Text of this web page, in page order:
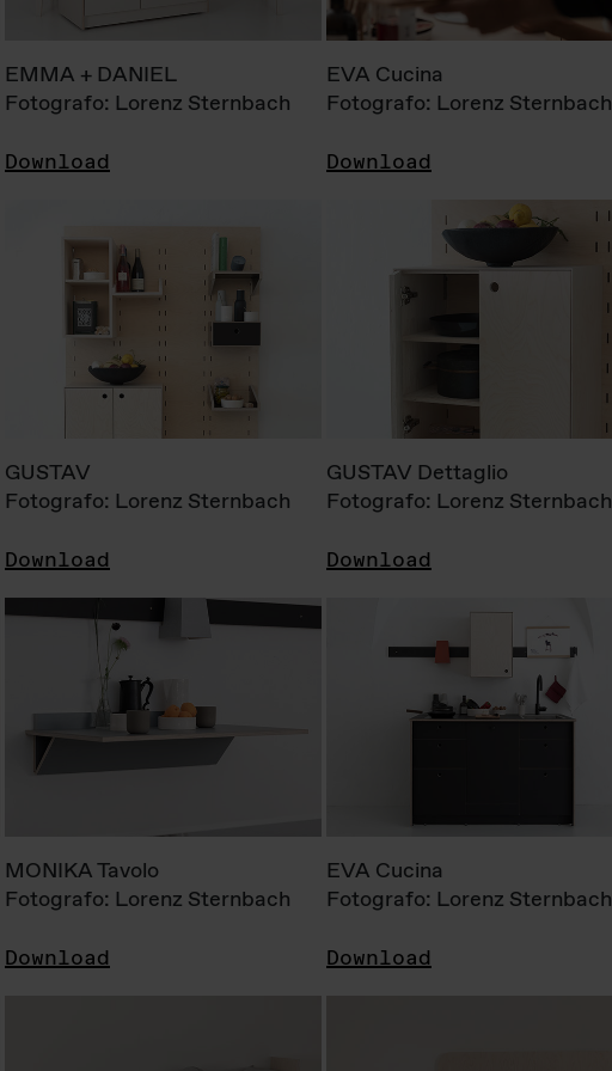
EMMA + DANIEL
Fotografo: Lorenz Sternbach
Download
EVA Cucina
Fotografo: Lorenz Sternbach
Download
GUSTAV
Fotografo: Lorenz Sternbach
Download
GUSTAV Dettaglio
Fotografo: Lorenz Sternbach
Download
MONIKA Tavolo
Fotografo: Lorenz Sternbach
Download
EVA Cucina
Fotografo: Lorenz Sternbach
Download